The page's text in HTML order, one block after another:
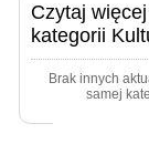
Czytaj
kategorii
Brak innych
samej